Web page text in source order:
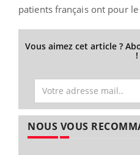
patients français ont pour
Vous aimez cet article ?
!
NOUS VOUS